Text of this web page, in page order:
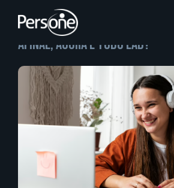
Afinal, agora é tudo EAD?